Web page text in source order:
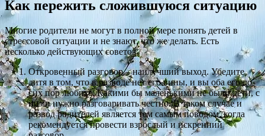
Как пережить сложившуюся ситуацию
Многие родители не могут в полной мере понять детей в
стрессовой ситуации и не знают, что же делать. Есть
несколько действующих советов.
Откровенный разговор – наилучший выход. Убедите
дитя в том, что в разводе нет его вины, и вы оба его до
сих пор любите. Какими бы маленькими не были дети, с
ними нужно разговаривать честно. В таком случае и
развод родителей является тем самым поводом, когда
рекомендуется провести взрослый и искренний